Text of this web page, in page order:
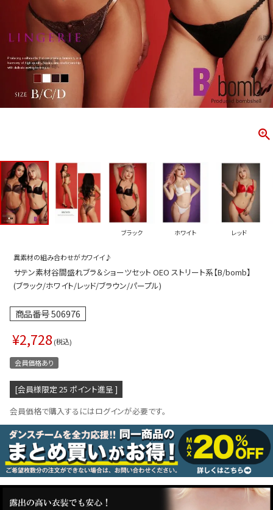
CONTENTS
ス
ス
アップ
ース
インワン／サロペット
ラ・ニップレス
PICKUP
新作
トップス
ボトムス
ワンピース
浴衣
コスプレ
クリスマス
ブラック ホワイト レッド
異素材の組み合わせがカワイイ♪
サテン素材谷間盛れブラ＆ショーツセット OEO ストリート系【B/bomb】
(ブラック/ホワイト/レッド/ブラウン/パープル)
商品番号506976
¥2,728 税込
会員価格あり
[会員様限定 25 ポイント進呈 ]
会員価格で購入するにはログインが必要です。